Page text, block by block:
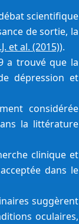
scientifique
de sortie, la
et al. (2015)).
a trouvé que la
dépression et
considérée
la littérature
clinique et
dans le
suggèrent
oculaires,